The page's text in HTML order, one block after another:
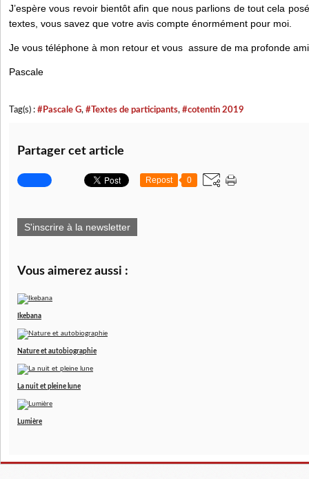
J’espère vous revoir bientôt afin que nous parlions de tout cela
textes, vous savez que votre avis compte énormément pour moi.
Je vous téléphone à mon retour et vous assure de ma profonde
Pascale
Tag(s) : #Pascale G, #Textes de participants, #cotentin 2019
Partager cet article
Repost 0
S'inscrire à la newsletter
Vous aimerez aussi :
Ikebana
Nature et autobiographie
La nuit et pleine lune
Lumière